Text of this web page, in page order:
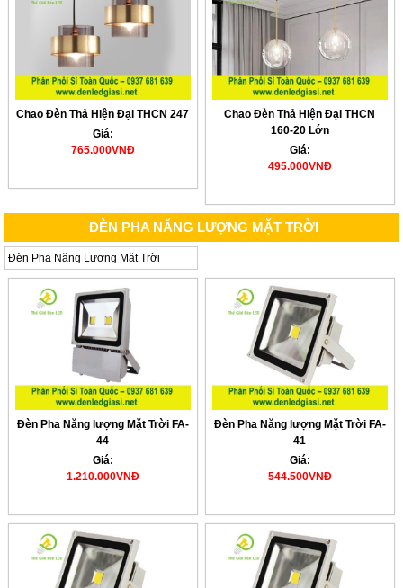
Chao Đèn Thả Hiện Đại THCN 247
Giá:
765.000VNĐ
Chao Đèn Thả Hiện Đại THCN
160-20 Lớn
Giá:
495.000VNĐ
ĐÈN PHA NĂNG LƯỢNG MẶT TRỜI
Đèn Pha Năng Lượng Mặt Trời
Đèn Pha Năng lượng Mặt Trời FA-
44
Giá:
1.210.000VNĐ
Đèn Pha Năng lượng Mặt Trời FA-
41
Giá:
544.500VNĐ